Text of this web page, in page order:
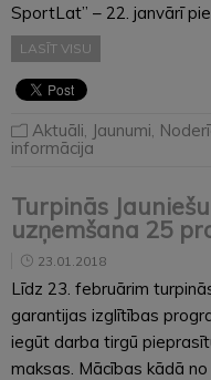
SportLat” – 22. janvārī
LASĪT VISU
Aktuāli Jaunumi
informācija
Turpinās
uzņemšana 25
23.01.2018
Līdz 23. februārim
garantijas izglītības
iegūt darba tirgū
maksas. Mācības kādā